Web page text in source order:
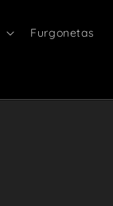
Furgonetas